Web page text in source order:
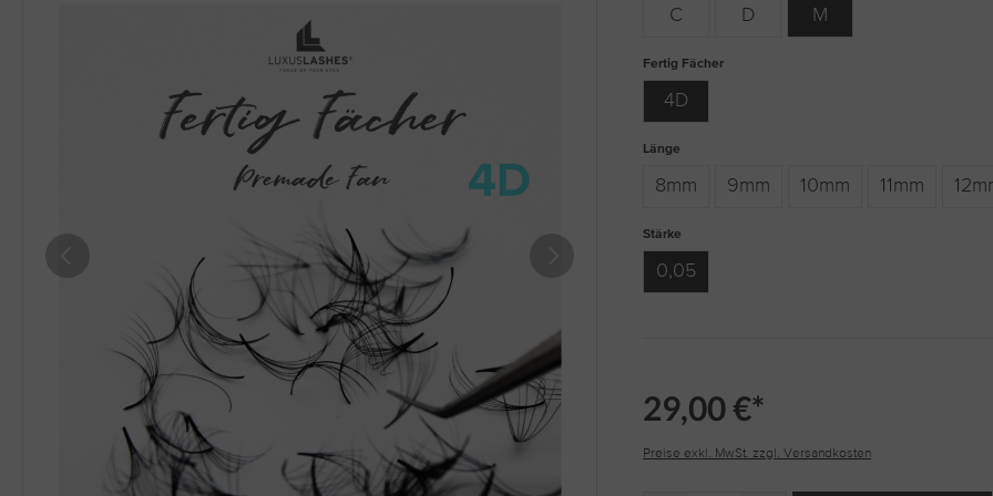
29,00 €*
Preise exkl. MwSt. zzgl. Versandkosten
C D M
Fertig Fächerauswählen
4D
Länge
8mm 9mm 10mm 11mm
Stärke
0,05